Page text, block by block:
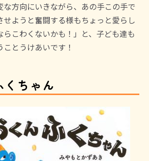
な方向にいきながら、あの手この手で
せようと奮闘する様もちょっと愛らし
らこわくないかも！」と、子ども達も
とうけあいです！
くちゃん